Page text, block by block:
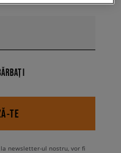
TE
newsletter-ul nostru, vor fi